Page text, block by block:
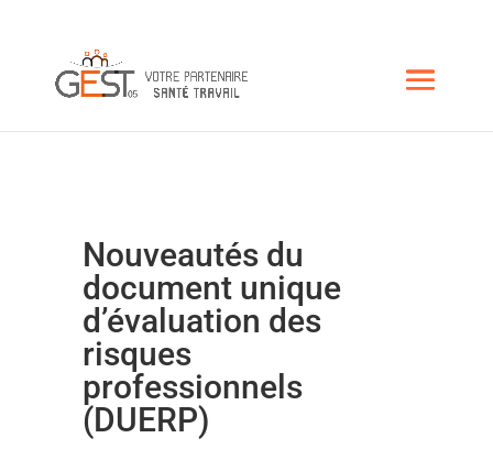
Nouveautés du
document unique
d’évaluation des
risques
professionnels
(DUERP)